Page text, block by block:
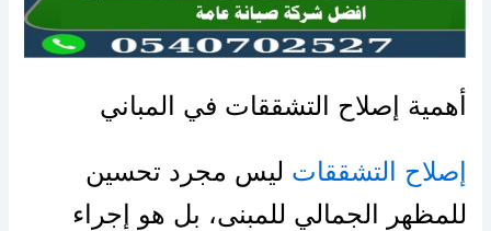
أهمية إصلاح التشققات في المباني
إصلاح التشققات ليس مجرد تحسين
للمظهر الجمالي للمبنى، بل هو إجراء